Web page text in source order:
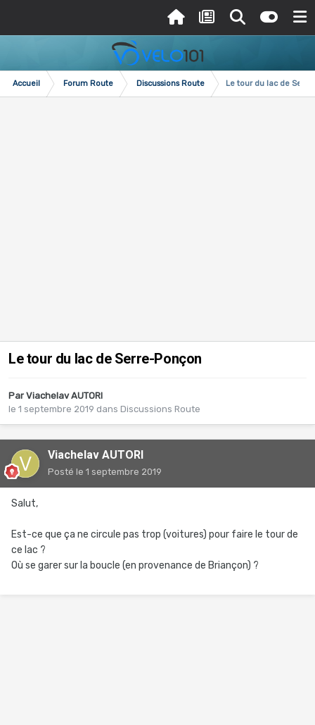
Accueil Forum Route Discussions Route Le tour du lac de
Le tour du lac de Serre-Ponçon
Par Viachelav AUTORI
le 1 septembre 2019 dans Discussions Route
Viachelav AUTORI
Posté le 1 septembre 2019
Salut,
Est-ce que ça ne circule pas trop (voitures) pour faire le tour de
ce lac ?
Où se garer sur la boucle (en provenance de Briançon) ?